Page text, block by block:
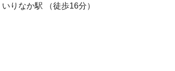
いりなか駅 （徒歩16分）